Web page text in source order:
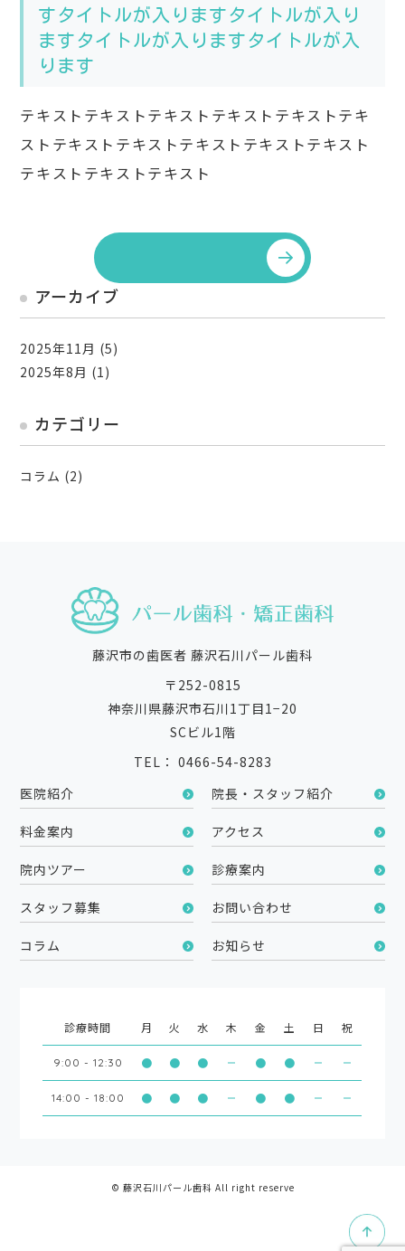
すタイトルが入りますタイトルが入り
ますタイトルが入りますタイトルが入
ります
テキストテキストテキストテキストテキストテキ
ストテキストテキストテキストテキストテキスト
テキストテキストテキスト
アーカイブ
2025年11月 (5)
2025年8月 (1)
カテゴリー
コラム (2)
藤沢市の歯医者 藤沢石川パール歯科
〒252-0815
神奈川県藤沢市石川1丁目1−20
SCビル1階
TEL： 0466-54-8283
医院紹介
院長・スタッフ紹介
料金案内 アクセス
院内ツアー 診療案内
スタッフ募集 お問い合わせ
コラム お知らせ
診療時間 月 火 水 木 金 土 日 祝
9:00 - 12:30 ● ● ● ● ●
14:00 - 18:00 ● ● ● ● ●
© 藤沢石川パール歯科 All right reserve